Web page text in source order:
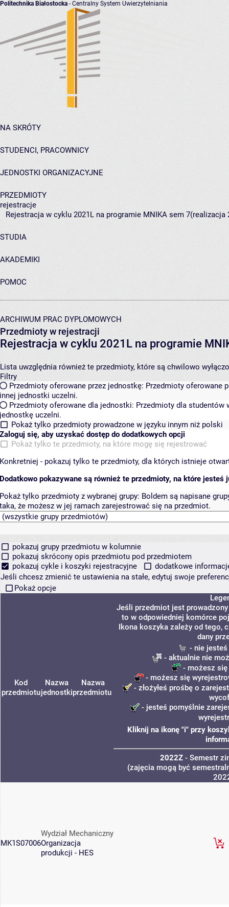
Politechnika Białostocka - Centralny System Uwierzytelniania
NA SKRÓTY
STUDENCI, PRACOWNICY
JEDNOSTKI ORGANIZACYJNE
PRZEDMIOTY
rejestracje
Rejestracja w cyklu 2021L na programie MNIKA sem 7(realizacja
STUDIA
AKADEMIKI
POMOC
ARCHIWUM PRAC DYPLOMOWYCH
Przedmioty w rejestracji
Rejestracja w cyklu 2021L na programie
Lista uwzględnia również te przedmioty, które są chwilowo
Filtry
Przedmioty oferowane przez jednostkę: Przedmioty oferowane
innej jednostki uczelni.
Przedmioty oferowane dla jednostki: Przedmioty dla studentów
jednostkę uczelni.
Pokaż tylko przedmioty prowadzone w języku innym niż polski
Zaloguj się, aby uzyskać dostęp do dodatkowych opcji
Pokaż tylko te przedmioty, na które mogę się rejestrować
Konkretniej - pokazuj tylko te przedmioty, dla których istnieje
Dodatkowo pokazywane są również te przedmioty, na które jesteś
Pokaż tylko przedmioty z wybranej grupy: Boldem są napisane
taka, że możesz w jej ramach zarejestrować się na przedmiot.
pokazuj grupy przedmiotu w kolumnie
pokazuj skrócony opis przedmiotu pod przedmiotem
pokazuj cykle i koszyki rejestracyjne
dodatkowe
Jeśli chcesz zmienić te ustawienia na stałe, edytuj swoje
Pokaż opcje
Kod
przedmiotu
Nazwa
jednostki
Nazwa
przedmiotu
Jeśli przedmiot jest
to w odpowiedniej komórce
Ikona koszyka zależy od tego,
dany
- nie
- aktualnie nie
- możesz się
- możesz się
- złożyłeś prośbę o
- jesteś pomyślnie
Kliknij na ikonę "i" przy
2022Z - Semestr
(zajęcia mogą być
MK1S07006
Wydział Mechaniczny
Organizacja
produkcji - HES